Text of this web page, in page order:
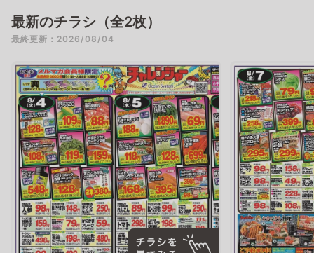
最新のチラシ（全2枚）
最終更新：2026/08/04